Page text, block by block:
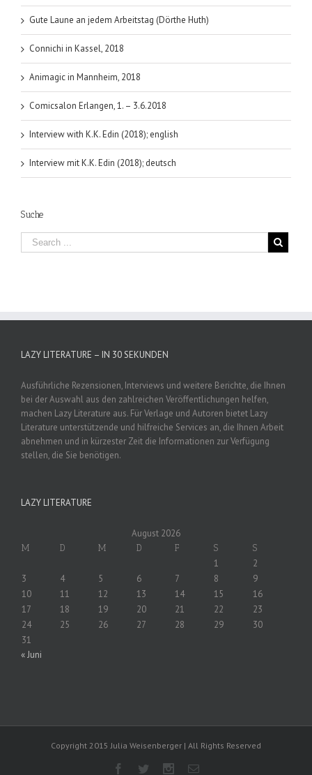
Gute Laune an jedem Arbeitstag (Dörthe Huth)
Connichi in Kassel, 2018
Animagic in Mannheim, 2018
Comicsalon Erlangen, 1. – 3.6.2018
Interview with K.K. Edin (2018); english
Interview mit K.K. Edin (2018); deutsch
Suche
LAZY LITERATURE – IN 30 SEKUNDEN
Ausführliche Rezensionen, Interviews und weitere Berichte, die Ihnen
bei der Auswahl aus den zahlreichen Veröffentlichungen helfen,
machen Lazy Literature aus. Für Verlage und Autoren bietet Lazy
Literature unterstützende und hilfreiche Services an, die Ihnen Arbeit
abnehmen und in kürzester Zeit die Informationen zur Verfügung
stellen, die Sie benötigen.
LAZY LITERATURE
August 2026
M D M D F S S
1
2
3
4 5 6 7 8
9
10
11 12 13 14 15
16
17
18 19 20 21 22
23
24
25 26 27 28 29
30
31
« Juni
Copyright 2015 Julia Weisenberger | All Rights Reserved